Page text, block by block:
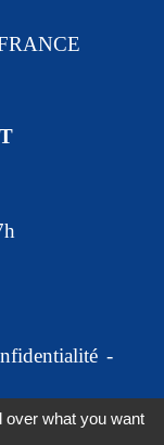
-
over what you want